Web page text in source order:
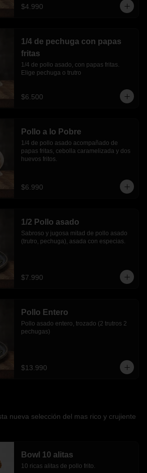
$4.990
1/4 de pechuga con papas
fritas
1/4 de pollo asado, con papas fritas.
Elige pechuga o trutro
$6.500
Pollo a lo Pobre
1/4 de pollo asado acompañado de
papas fritas, cebolla caramelizada y dos
huevos fritos.
$6.990
1/2 Pollo asado
Sabroso y jugosa mitad de pollo asado
(trutro, pechuga), asada con especias.
$7.990
Pollo Entero
Pollo asado entero, trozado (2 trutros 2
pechugas)
$13.990
nueva selección del mas rico y crujiente
Bowl 10 alitas
10 ricas alitas de pollo frito.